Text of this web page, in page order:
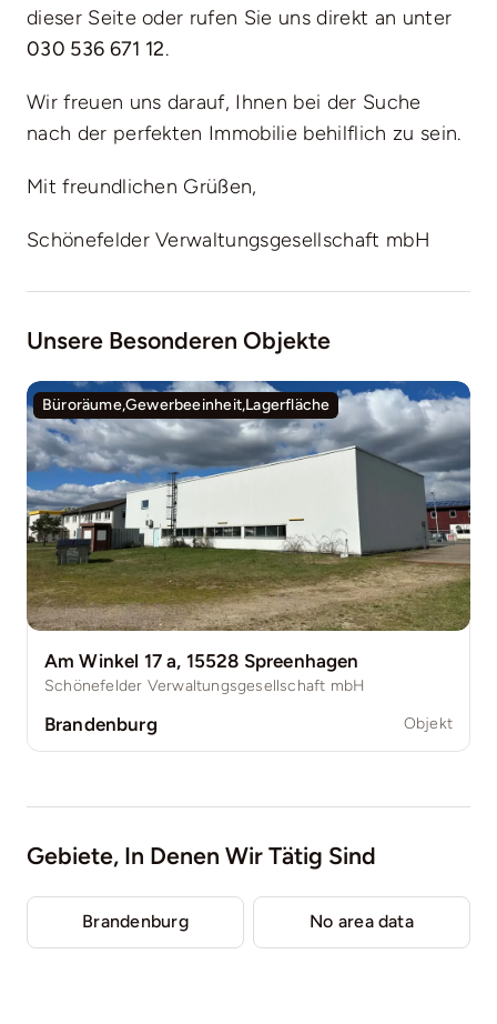
dieser Seite oder rufen Sie uns direkt an unter
030 536 671 12.
Wir freuen uns darauf, Ihnen bei der Suche
nach der perfekten Immobilie behilflich zu sein.
Mit freundlichen Grüßen,
Schönefelder Verwaltungsgesellschaft mbH
Unsere Besonderen Objekte
Büroräume,Gewerbeeinheit,Lagerfläche
Am Winkel 17 a, 15528 Spreenhagen
Schönefelder Verwaltungsgesellschaft mbH
Brandenburg Objekt
Gebiete, In Denen Wir Tätig Sind
Brandenburg No area data